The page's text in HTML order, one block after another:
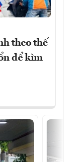
theo thế
để kìm